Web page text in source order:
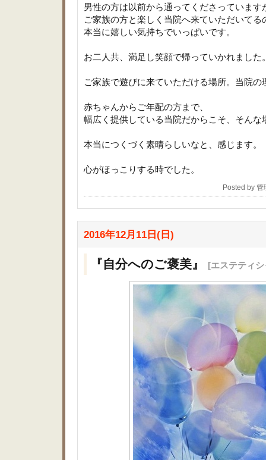
男性の方は以前から通ってくださっています
ご家族の方と楽しく当院へ来ていただいてる
本当に嬉しい気持ちでいっぱいです。
お二人共、満足し笑顔で帰っていかれました
ご家族で遊びに来ていただける場所。当院の
赤ちゃんからご年配の方まで、
幅広く提供している当院だからこそ、そんな
本当につくづく素晴らしいなと、感じます。
心がほっこりする時でした。
Posted by
2016年12月11日(日)
『自分へのご褒美』 [エステティ